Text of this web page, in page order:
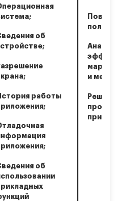
об
работы
об
Анализ
и